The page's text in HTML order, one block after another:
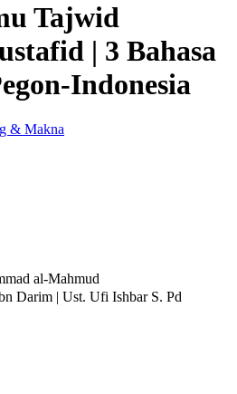
Tajwid
| 3 Bahasa
Indonesia
& Makna
al-Mahmud
Darim | Ust. Ufi Ishbar S. Pd